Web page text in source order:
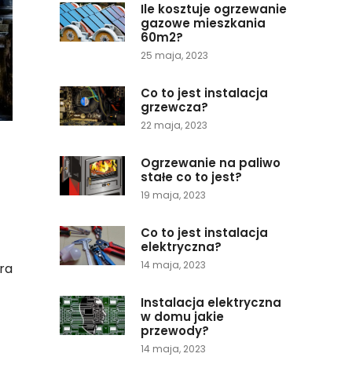
Ile kosztuje ogrzewanie
gazowe mieszkania
60m2?
25 maja, 2023
Co to jest instalacja
grzewcza?
22 maja, 2023
Ogrzewanie na paliwo
stałe co to jest?
19 maja, 2023
Co to jest instalacja
elektryczna?
14 maja, 2023
Instalacja elektryczna
w domu jakie
przewody?
14 maja, 2023